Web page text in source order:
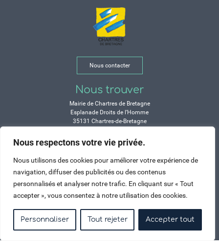
Nous respectons votre vie privée.
Nous utilisons des cookies pour améliorer votre expérience de
navigation, diffuser des publicités ou des contenus
personnalisés et analyser notre trafic. En cliquant sur « Tout
accepter », vous consentez à notre utilisation des cookies.
Personnaliser Tout rejeter Accepter tout
Nous contacter
Nous trouver
Mairie de Chartres de Bretagne
Esplanade Droits de l’Homme
35131 Chartres-de-Bretagne
Horaires
Durant les congés d’été :
de 9h à 12h et de 14h à 17h
Jeudi : de 9h à 12h et de 15h à 17h